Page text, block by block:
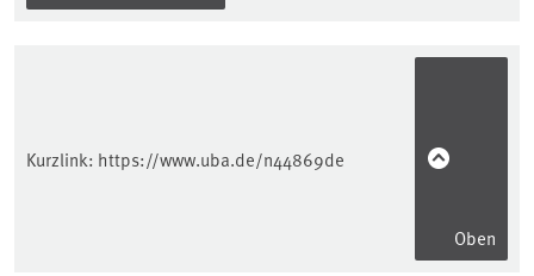
Kurzlink: https://www.uba.de/n44869de
Oben